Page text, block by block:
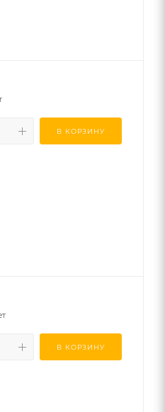
В КОРЗИНУ
В КОРЗИНУ